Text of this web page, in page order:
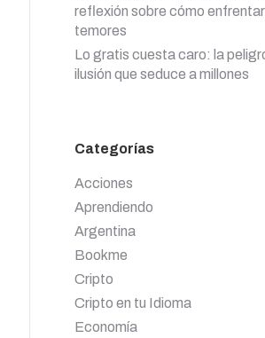
reflexión sobre cómo
temores
Lo gratis cuesta caro: la
ilusión que seduce a millones
Categorías
Acciones
Aprendiendo
Argentina
Bookme
Cripto
Cripto en tu Idioma
Economía